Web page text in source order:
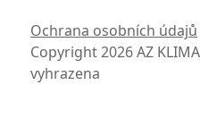
Ochrana osobních údajů
Copyright 2026 AZ
vyhrazena